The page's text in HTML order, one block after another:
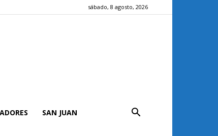
sábado, 8 agosto, 2026
SAN JUAN